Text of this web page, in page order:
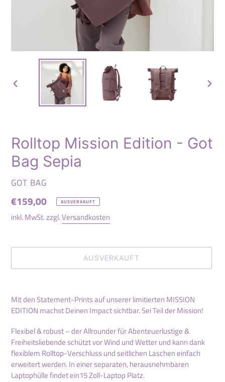
VORHERIGER
SCHIEBER
Rolltop Mission Edition - Got
Bag Sepia
VERKÄUFER
GOT BAG
Normaler
Preis
€159,00 AUSVERKAUFT
inkl. MwSt. zzgl.Versandkosten
AUSVERKAUFT
wird
zum
Warenkorb
hinzugefügt
Mit den Statement-Prints auf unserer limitierten MISSION
EDITION machst Deinen Impact sichtbar. Sei Teil der Mission!
Flexibel & robust – der Allrounder für Abenteuerlustige &
Freiheitsliebende schützt vor Wind und Wetter und kann dank
flexiblem Rolltop-Verschluss und seitlichen Laschen einfach
erweitert werden. In einer separaten, herausnehmbaren
Laptophülle findet ein15 Zoll-Laptop Platz.